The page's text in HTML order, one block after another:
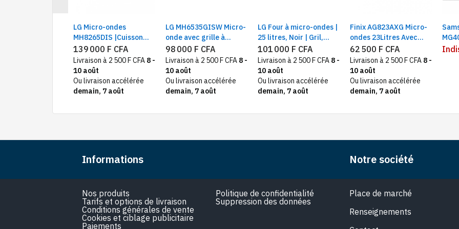
LG Micro-ondes
MH8265DIS |Cuisson
rapide & Réchauffage
uniforme | Capacité 42
Litres, Couleur noir
139 000 F CFA
Livraison à 2 500 F CFA 8 -
10 août
Ou livraison accélérée
demain, 7 août
LG MH6535GISW Micro-
onde avec grille à
quartz | Technologie
Smart Inverter |
capacité de 25 litres
98 000 F CFA
Livraison à 2 500 F CFA 8 -
10 août
Ou livraison accélérée
demain, 7 août
LG Four à micro-ondes |
25 litres, Noir | Gril,
cuisson automatique
intelligente, Dual
Control, éclairage LED
101 000 F CFA
Livraison à 2 500 F CFA 8 -
10 août
Ou livraison accélérée
demain, 7 août
Finix AG823AXG Micro-
ondes 23Litres Avec
Grill Noir/Gris
62 500 F CFA
Livraison à 2 500 F CFA 8 -
10 août
Ou livraison accélérée
demain, 7 août
Informations Notre société
Nos produits
Tarifs et options de livraison
Conditions générales de vente
Cookies et ciblage publicitaire
Paiements
Politique de confidentialité
Suppression des données
Place de marché
Renseignements